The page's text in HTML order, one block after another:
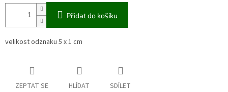
Přidat do košíku
velikost odznaku 5 x 1 cm
ZEPTAT SE HLÍDAT SDÍLET